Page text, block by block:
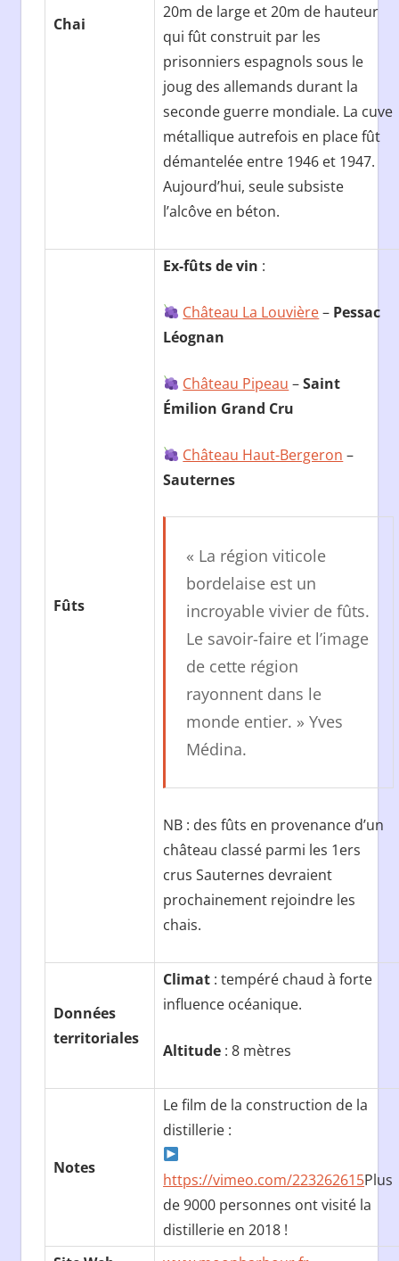
Chai
20m de large et 20m de hauteur
qui fût construit par les
prisonniers espagnols sous le
joug des allemands durant la
seconde guerre mondiale. La cuve
métallique autrefois en place fût
démantelée entre 1946 et 1947.
Aujourd’hui, seule subsiste
l’alcôve en béton.
Fûts
Ex-fûts de vin :
Château La Louvière– Pessac
Léognan
Château Pipeau –Saint
Émilion Grand Cru
Château Haut-Bergeron –
Sauternes
« La région viticole
bordelaise est un
incroyable vivier de fûts.
Le savoir-faire et l’image
de cette région
rayonnent dans le
monde entier. » Yves
Médina.
NB : des fûts en provenance d’un
château classé parmi les 1ers
crus Sauternes devraient
prochainement rejoindre les
chais.
Données
territoriales
Climat : tempéré chaud à forte
influence océanique.
Altitude : 8 mètres
Notes
Le film de la construction de la
distillerie :
https://vimeo.com/223262615Plus
de 9000 personnes ont visité la
distillerie en 2018 !